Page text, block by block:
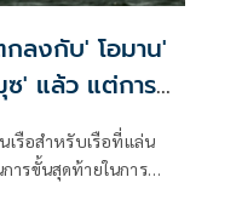
กลงกับ' โอมาน'
ซ' แล้ว แต่การ
เรือสำหรับเรือที่แล่น
ารขั้นสุดท้ายในการ